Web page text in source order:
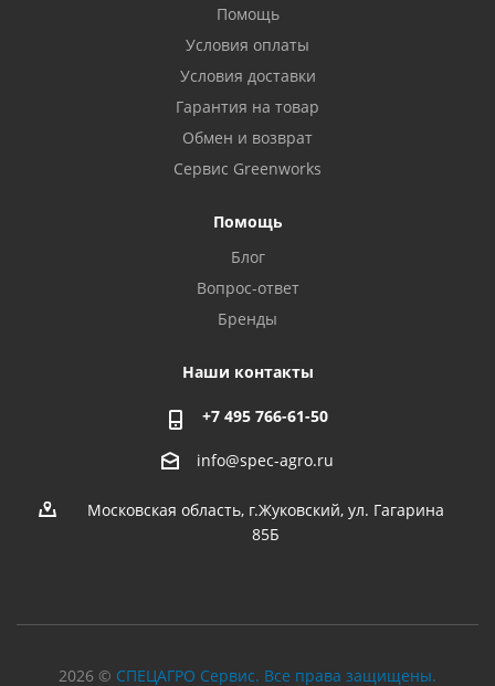
Помощь
Условия оплаты
Условия доставки
Гарантия на товар
Обмен и возврат
Сервис Greenworks
Помощь
Блог
Вопрос-ответ
Бренды
Наши контакты
+7 495 766-61-50
info@spec-agro.ru
Московская область, г.Жуковский, ул. Гагарина
85Б
2026 © СПЕЦАГРО Сервис. Все права защищены.